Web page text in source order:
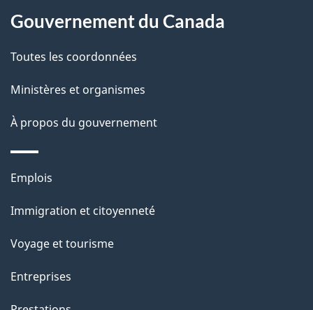
a
p
a
g
e
t
o
a
t
i
o
n
s
u
r
c
site
Gouvernement du Canada
Toutes les coordonnées
Ministères et organismes
À propos du gouvernement
Thèmes
sujets
Emplois
Immigration et citoyenneté
Voyage et tourisme
Entreprises